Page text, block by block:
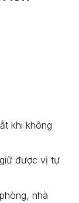
khi không
được vị tự
nhà